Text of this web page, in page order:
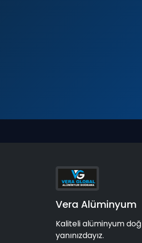
Vera Alüminyum
Kaliteli alüminyum
yanınızdayız.